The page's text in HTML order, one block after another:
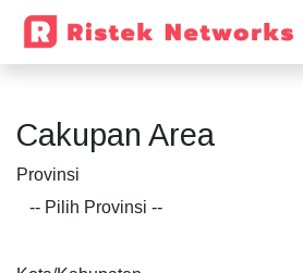
Cakupan Area
Provinsi